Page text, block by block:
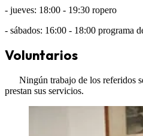
- jueves: 18:00 - 19:30 ropero
- sábados: 16:00 - 18:00 programa
Voluntarios
Ningún trabajo de los referidos
prestan sus servicios.